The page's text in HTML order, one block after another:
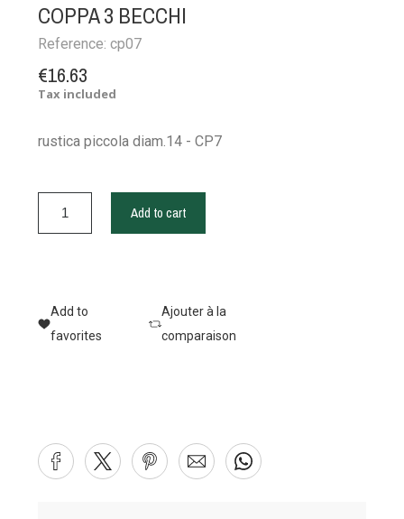
COPPA 3 BECCHI
Reference:cp07
€16.63
Tax included
rustica piccola diam.14 - CP7
Add to cart
Add to
favorites
Ajouter à la
comparaison